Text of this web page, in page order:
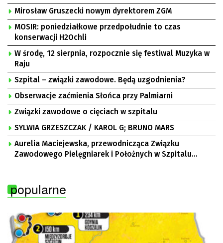
Mirosław Gruszecki nowym dyrektorem ZGM
MOSIR: poniedziałkowe przedpołudnie to czas
konserwacji H2Ochli
W środę, 12 sierpnia, rozpocznie się festiwal Muzyka w
Raju
Szpital – związki zawodowe. Będą uzgodnienia?
Obserwacje zaćmienia Słońca przy Palmiarni
Związki zawodowe o cięciach w szpitalu
SYLWIA GRZESZCZAK / KAROL G; BRUNO MARS
Aurelia Maciejewska, przewodnicząca Związku
Zawodowego Pielęgniarek i Położnych w Szpitalu
„Solidarność” Zielona Góra
popularne